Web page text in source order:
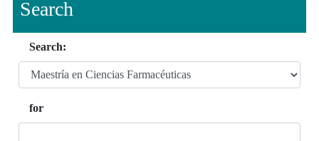
Search
Search:
for